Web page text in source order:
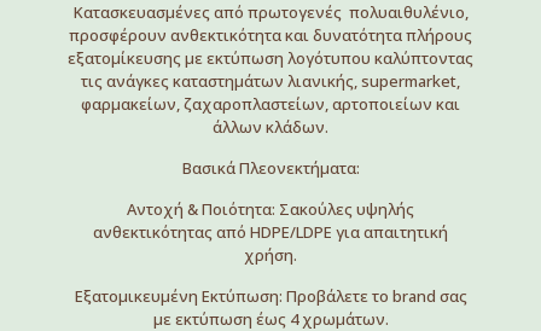
Κατασκευασμένες από πρωτογενές πολυαιθυλένιο,
προσφέρουν ανθεκτικότητα και δυνατότητα πλήρους
εξατομίκευσης με εκτύπωση λογότυπου καλύπτοντας
τις ανάγκες καταστημάτων λιανικής, supermarket,
φαρμακείων, ζαχαροπλαστείων, αρτοποιείων και
άλλων κλάδων.
Βασικά Πλεονεκτήματα:
Αντοχή & Ποιότητα: Σακούλες υψηλής
ανθεκτικότητας από HDPE/LDPE για απαιτητική
χρήση.
Εξατομικευμένη Εκτύπωση: Προβάλετε το brand σας
με εκτύπωση έως 4 χρωμάτων.